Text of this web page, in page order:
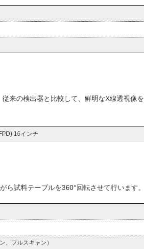
来の検出器と比較して、鮮明なX線透視像を
16インチ
試料テーブルを360°回転させて行います。
、フルスキャン）